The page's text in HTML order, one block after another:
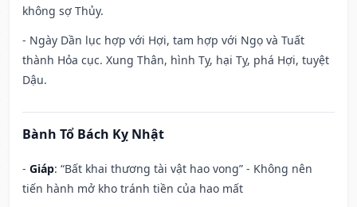
không sợ Thủy.
- Ngày Dần lục hợp với Hợi, tam hợp với Ngọ và Tuất
thành Hỏa cục. Xung Thân, hình Tỵ, hại Tỵ, phá Hợi, tuyệt
Dậu.
Bành Tổ Bách Kỵ Nhật
- Giáp: “Bất khai thương tài vật hao vong” - Không nên
tiến hành mở kho tránh tiền của hao mất